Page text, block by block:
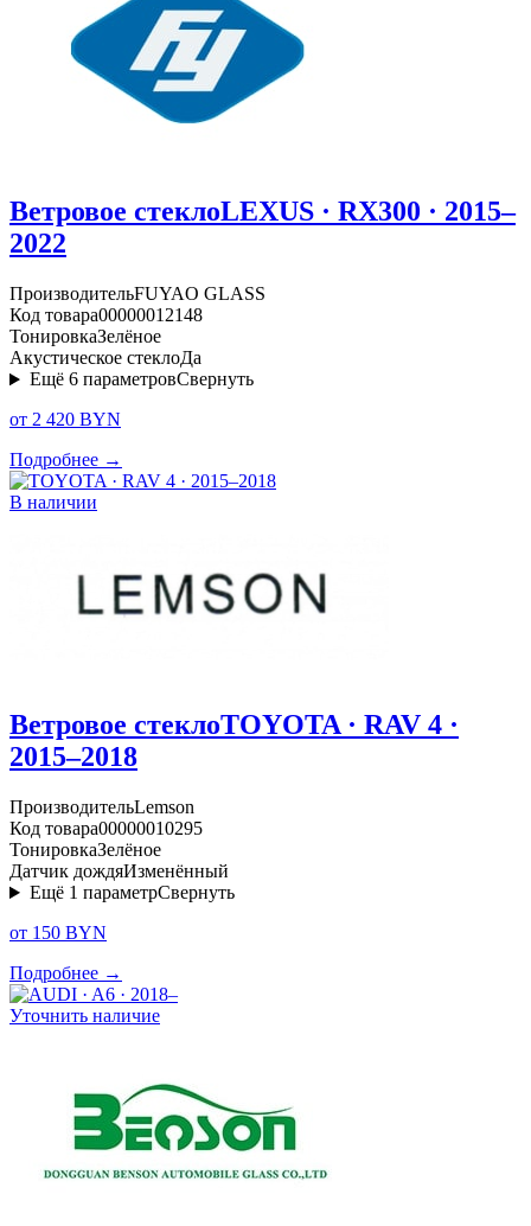
Ветровое стеклоLEXUS · RX300 · 2015–
2022
ПроизводительFUYAO GLASS
Код товара00000012148
ТонировкаЗелёное
Акустическое стеклоДа
Ещё 6 параметровСвернуть
от 2 420 BYN
Подробнее →
В наличии
Ветровое стеклоTOYOTA · RAV 4 ·
2015–2018
ПроизводительLemson
Код товара00000010295
ТонировкаЗелёное
Датчик дождяИзменённый
Ещё 1 параметрСвернуть
от 150 BYN
Подробнее →
Уточнить наличие